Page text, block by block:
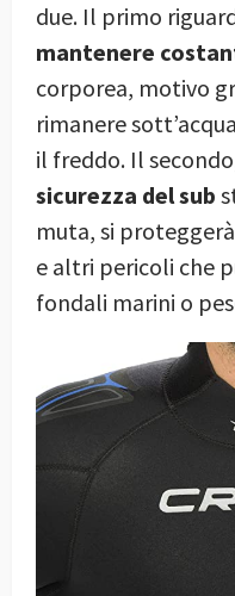
due. Il primo
mantenere
corporea, motivo
rimanere
il freddo. Il
sicurezza del sub
muta, si
e altri pericoli che
fondali marini o